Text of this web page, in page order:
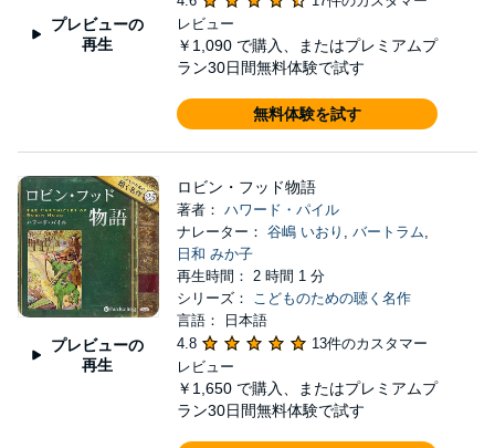
プレビューの
再生
レビュー
￥1,090 で購入、またはプレミアムプ
ラン30日間無料体験で試す
無料体験を試す
プレビューの
再生
ロビン・フッド物語
著者： ハワード・パイル
ナレーター： 谷嶋 いおり , バートラム,
日和 みか子
再生時間： 2 時間 1 分
シリーズ： こどものための聴く名作
言語： 日本語
4.8
13件のカスタマー
レビュー
￥1,650 で購入、またはプレミアムプ
ラン30日間無料体験で試す